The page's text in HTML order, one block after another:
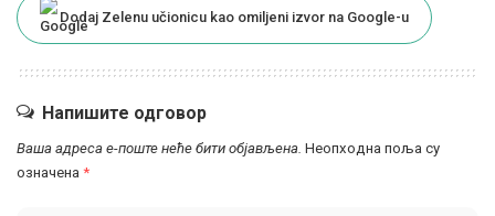
Dodaj Zelenu učionicu kao omiljeni izvor na Google-u
Напишите одговор
Ваша адреса е-поште неће бити објављена. Неопходна поља су
означена *